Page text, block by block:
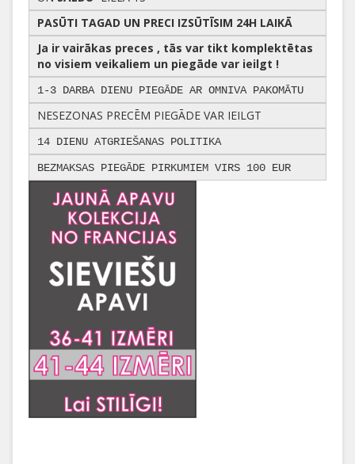
PASŪTI TAGAD UN PRECI IZSŪTĪSIM 24H LAIKĀ
Ja ir vairākas preces , tās var tikt komplektētas
no visiem veikaliem un piegāde var ieilgt !
1-3 DARBA DIENU PIEGĀDE AR OMNIVA PAKOMĀTU
NESEZONAS PRECĒM PIEGĀDE VAR IEILGT
14 DIENU ATGRIEŠANAS POLITIKA
BEZMAKSAS PIEGĀDE PIRKUMIEM VIRS 100 EUR